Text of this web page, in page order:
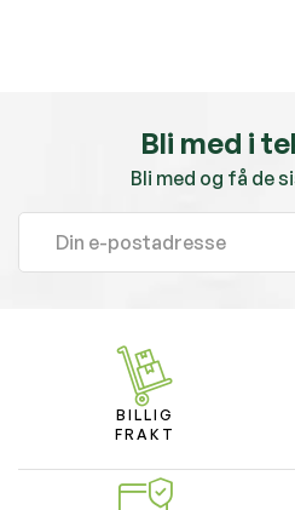
Bli med i
Bli med og få de
BILLIG
FRAKT